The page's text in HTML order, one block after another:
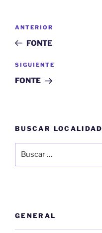
entradas
Entrada
anterior:
ANTERIOR
FONTE
Siguiente
entrada
SIGUIENTE
FONTE
BUSCAR LOCALIDAD
por:
GENERAL